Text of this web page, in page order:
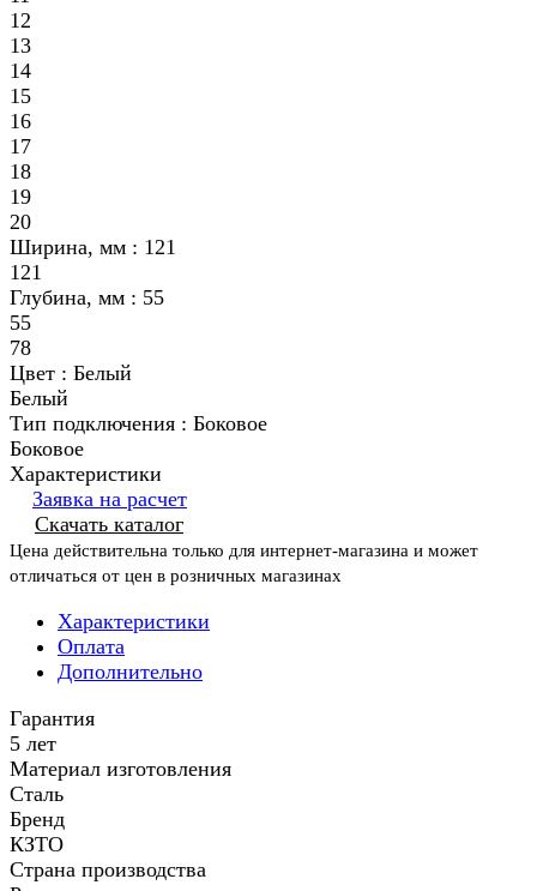
12
13
14
15
16
17
18
19
20
Ширина, мм : 121
121
Глубина, мм : 55
55
78
Цвет : Белый
Белый
Тип подключения : Боковое
Боковое
Характеристики
Заявка на расчет
Скачать каталог
Цена действительна только для интернет-магазина и может
отличаться от цен в розничных магазинах
Характеристики
Оплата
Дополнительно
Гарантия
5 лет
Материал изготовления
Сталь
Бренд
КЗТО
Страна производства